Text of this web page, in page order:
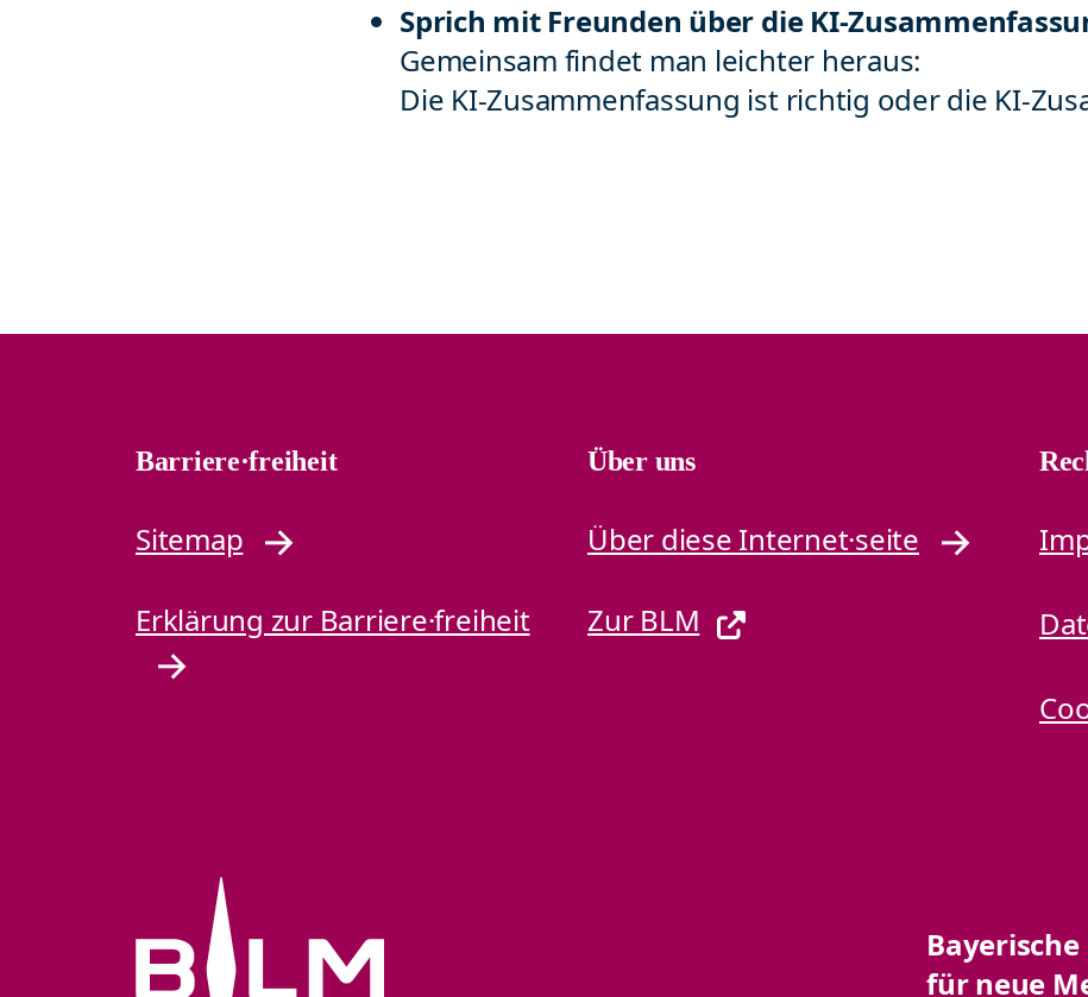
Sprich mit Freunden über die KI-
Gemeinsam findet man leichter heraus:
Die KI-Zusammenfassung ist richtig oder die KI-
Barriere·freiheit
Sitemap
Erklärung zur Barriere·freiheit
Über uns
Über diese Internet·seite
Zur BLM
für neue